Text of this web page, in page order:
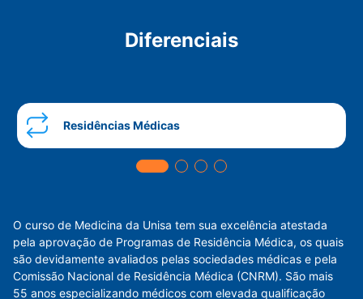
Diferenciais
Residências Médicas
O curso de Medicina da Unisa tem sua excelência atestada
pela aprovação de Programas de Residência Médica, os quais
são devidamente avaliados pelas sociedades médicas e pela
Comissão Nacional de Residência Médica (CNRM). São mais
55 anos especializando médicos com elevada qualificação